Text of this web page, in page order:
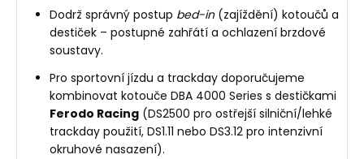
Dodrž správný postup bed-in(zajíždění) kotoučů a
destiček – postupné zahřátí a ochlazení brzdové
soustavy.
Pro sportovní jízdu a trackday doporučujeme
kombinovat kotouče DBA 4000 Series s destičkami
Ferodo Racing (DS2500 pro ostřejší silniční/lehké
trackday použití, DS1.11 nebo DS3.12 pro intenzivní
okruhové nasazení).